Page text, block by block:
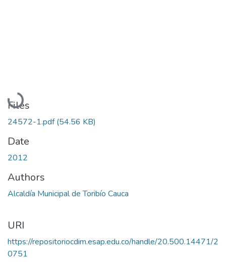
Loading...
Files
24572-1.pdf(54.56 KB)
Date
2012
Authors
Alcaldía Municipal de Toribío Cauca
URI
https://repositoriocdim.esap.edu.co/handle/20.500.14471/2
0751